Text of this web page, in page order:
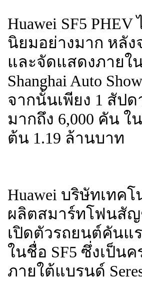
Huawei SF5
นิยมอย่างมาก หลัง
และจัดแสดงภายใ
Shanghai Auto
จากนั้นเพียง 1 สัป
มากถึง 6,000 คัน ใ
ต้น 1.19 ล้านบาท
Huawei บริษัทเทค
ผลิตสมาร์ทโฟนสั
เปิดตัวรถยนต์คันแ
ในชื่อ SF5 ซึ่งเป็นค
ภายใต้แบรนด์